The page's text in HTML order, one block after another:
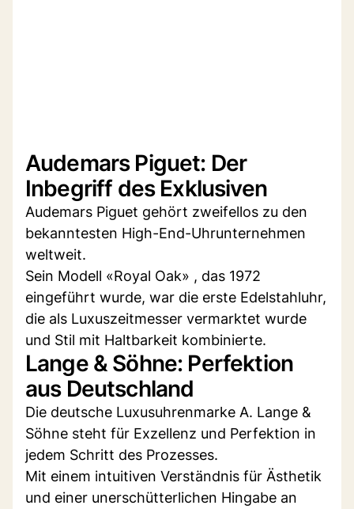
Audemars Piguet: Der
Inbegriff des Exklusiven
Audemars Piguet gehört zweifellos zu den
bekanntesten High-End-Uhrunternehmen
weltweit.
Sein Modell «Royal Oak» , das 1972
eingeführt wurde, war die erste Edelstahluhr,
die als Luxuszeitmesser vermarktet wurde
und Stil mit Haltbarkeit kombinierte.
Lange & Söhne: Perfektion
aus Deutschland
Die deutsche Luxusuhrenmarke A. Lange &
Söhne steht für Exzellenz und Perfektion in
jedem Schritt des Prozesses.
Mit einem intuitiven Verständnis für Ästhetik
und einer unerschütterlichen Hingabe an